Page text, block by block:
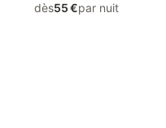
dès55 €par nuit